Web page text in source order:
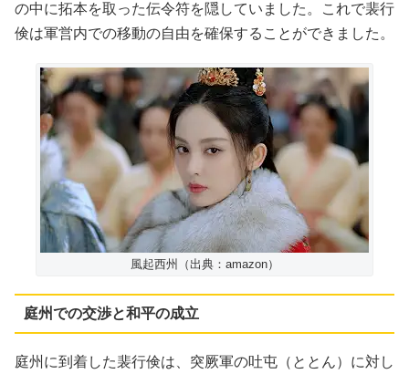
の中に拓本を取った伝令符を隠していました。これで裴行
倹は軍営内での移動の自由を確保することができました。
風起西州（出典：amazon）
庭州での交渉と和平の成立
庭州に到着した裴行倹は、突厥軍の吐屯（ととん）に対し